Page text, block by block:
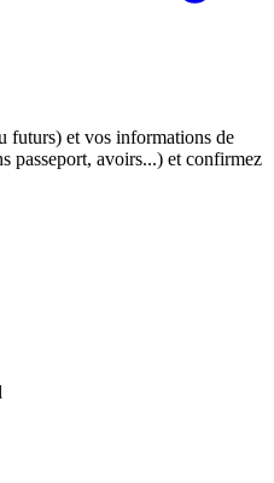
futurs) et vos informations de
passeport, avoirs...) et confirmez